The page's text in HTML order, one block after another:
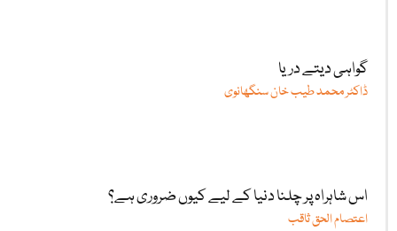
گواہی دیتے دریا
ڈاکٹر محمد طیب خان سنگھانوی
اس شاہراہ پر چلنا دنیا کے لیے کیوں ضروری ہے؟
اعتصام الحق ثاقب